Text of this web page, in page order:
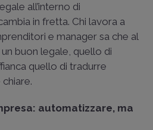
all’interno di
in fretta. Chi lavora a
e manager sa che al
buon legale, quello di
quello di tradurre
automatizzare, ma